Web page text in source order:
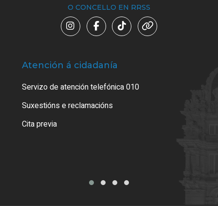
O CONCELLO EN RRSS
Atención á cidadanía
Servizo de atención telefónica 010
Suxestións e reclamacións
Cita previa